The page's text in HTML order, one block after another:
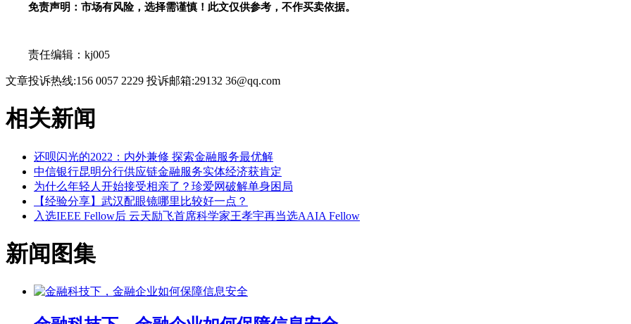
免责声明：市场有风险，选择需谨慎！此文仅供参考，不作买卖依据。
责任编辑：kj005
文章投诉热线:156 0057 2229 投诉邮箱:29132 36@qq.com
相关新闻
还呗闪光的2022：内外兼修 探索金融服务最优解
中信银行昆明分行供应链金融服务实体经济获肯定
为什么年轻人开始接受相亲了？珍爱网破解单身困局
【经验分享】武汉配眼镜哪里比较好一点？
入选IEEE Fellow后 云天励飞首席科学家王孝宇再当选AAIA Fellow
新闻图集